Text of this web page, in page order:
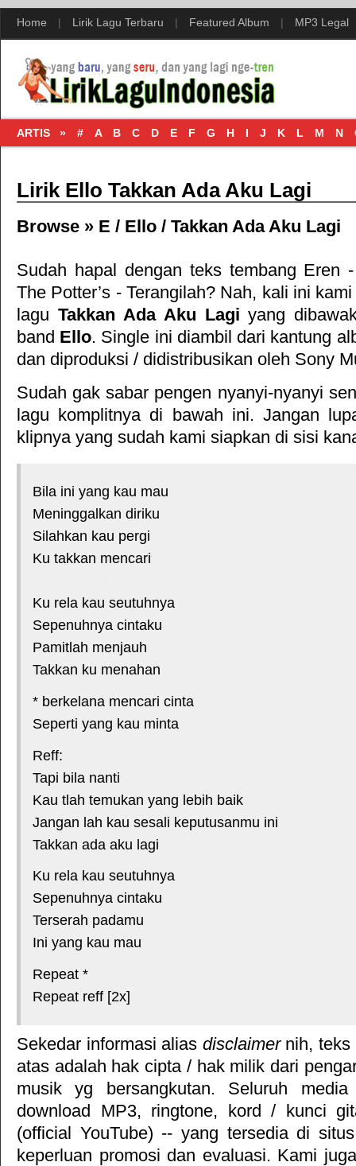
Home | Lirik Lagu Terbaru | Featured Album | MP3 Legal
ARTIS » # A B C D E F G H I J K L M N
Lirik Ello Takkan Ada Aku Lagi
Browse » E / Ello / Takkan Ada Aku Lagi
Sudah hapal dengan teks tembang Eren
The Potter’s - Terangilah? Nah, kali ini
lagu Takkan Ada Aku Lagi yang
band Ello. Single ini diambil dari kantung
dan diproduksi / didistribusikan oleh Sony
Sudah gak sabar pengen nyanyi-nyanyi
lagu komplitnya di bawah ini. Jangan
klipnya yang sudah kami siapkan di sisi
Bila ini yang kau mau
Meninggalkan diriku
Silahkan kau pergi
Ku takkan mencari
Ku rela kau seutuhnya
Sepenuhnya cintaku
Pamitlah menjauh
Takkan ku menahan
* berkelana mencari cinta
Seperti yang kau minta
Reff:
Tapi bila nanti
Kau tlah temukan yang lebih baik
Jangan lah kau sesali keputusanmu ini
Takkan ada aku lagi
Ku rela kau seutuhnya
Sepenuhnya cintaku
Terserah padamu
Ini yang kau mau
Repeat *
Repeat reff [2x]
Sekedar informasi alias disclaimernih, teks
atas adalah hak cipta / hak milik dari
musik yg bersangkutan. Seluruh
download MP3, ringtone, kord / kunci
(official YouTube) -- yang tersedia di
keperluan promosi dan evaluasi. Kami